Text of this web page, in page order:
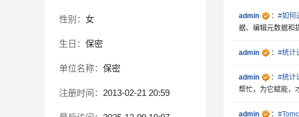
性别： 女
生日： 保密
单位名称： 保密
注册时间： 2013-02-21 20:59
admin ： #如何
据、编辑元数据和
admin ： #统计
admin ： #统计
帮忙，为它赋能，
admin ：